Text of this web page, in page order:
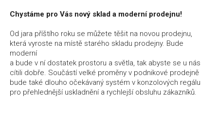
Chystáme pro Vás nový sklad a moderní prodejnu!
Od jara příštího roku se můžete těšit na novou prodejnu,
která vyroste na místě starého skladu prodejny. Bude
moderní
a bude v ní dostatek prostoru a světla, tak abyste se u nás
cítili dobře. Součástí velké proměny v podnikové prodejně
bude také dlouho očekávaný systém v konzolových regálu
pro přehlednější uskladnění a rychlejší obsluhu zákazníků.